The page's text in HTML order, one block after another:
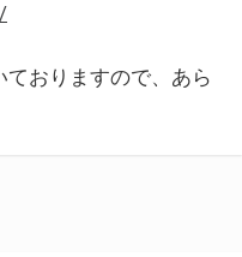
おりますので、あら